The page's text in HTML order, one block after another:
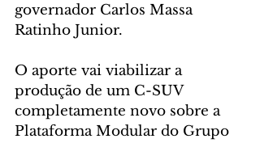
governador Carlos Massa
Ratinho Junior.
O aporte vai viabilizar a
produção de um C-SUV
completamente novo sobre a
Plataforma Modular do Grupo